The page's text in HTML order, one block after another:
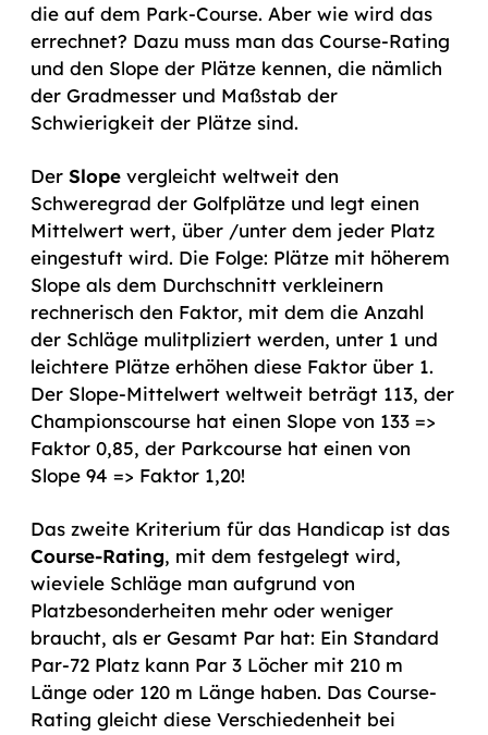
die auf dem Park-Course. Aber wie wird das
errechnet? Dazu muss man das Course-Rating
und den Slope der Plätze kennen, die nämlich
der Gradmesser und Maßstab der
Schwierigkeit der Plätze sind.
Der Slope vergleicht weltweit den
Schweregrad der Golfplätze und legt einen
Mittelwert wert, über /unter dem jeder Platz
eingestuft wird. Die Folge: Plätze mit höherem
Slope als dem Durchschnitt verkleinern
rechnerisch den Faktor, mit dem die Anzahl
der Schläge mulitpliziert werden, unter 1 und
leichtere Plätze erhöhen diese Faktor über 1.
Der Slope-Mittelwert weltweit beträgt 113, der
Championscourse hat einen Slope von 133 =>
Faktor 0,85, der Parkcourse hat einen von
Slope 94 => Faktor 1,20!
Das zweite Kriterium für das Handicap ist das
Course-Rating, mit dem festgelegt wird,
wieviele Schläge man aufgrund von
Platzbesonderheiten mehr oder weniger
braucht, als er Gesamt Par hat: Ein Standard
Par-72 Platz kann Par 3 Löcher mit 210 m
Länge oder 120 m Länge haben. Das Course-
Rating gleicht diese Verschiedenheit bei